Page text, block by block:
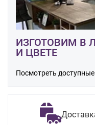
ИЗГОТОВИМ В
И ЦВЕТЕ
Посмотреть доступные